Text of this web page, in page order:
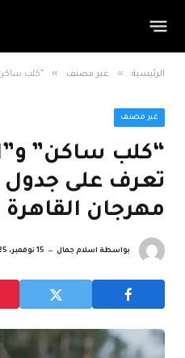
الرئيسية » غير مصنف » “كلب ساكن”
غير مصنف
“كلب ساكن”
تعرف على جدول
مهرجان القاهرة
بواسطة اسلام جمال 15 نوفمبر، 2025